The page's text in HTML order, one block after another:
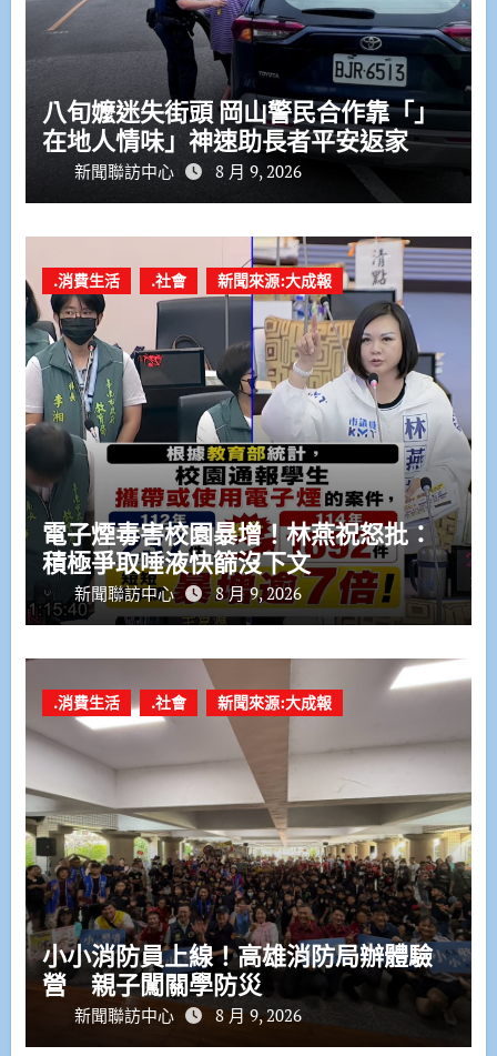
八旬嬤迷失街頭 岡山警民合作靠「」
在地人情味」神速助長者平安返家
新聞聯訪中心 8 月 9, 2026
.消費生活 .社會 新聞來源:大成報
電子煙毒害校園暴增！林燕祝怒批：
積極爭取唾液快篩沒下文
新聞聯訪中心 8 月 9, 2026
.消費生活 .社會 新聞來源:大成報
小小消防員上線！高雄消防局辦體驗
營 親子闖關學防災
新聞聯訪中心 8 月 9, 2026